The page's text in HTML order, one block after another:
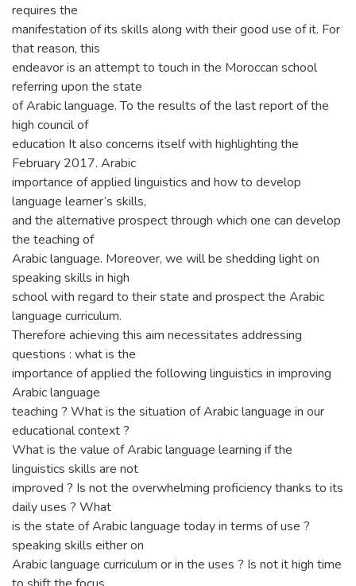
requires the
manifestation of its skills along with their good use of it. For
that reason, this
endeavor is an attempt to touch in the Moroccan school
referring upon the state
of Arabic language. To the results of the last report of the
high council of
education It also concerns itself with highlighting the
February 2017. Arabic
importance of applied linguistics and how to develop
language learner’s skills,
and the alternative prospect through which one can develop
the teaching of
Arabic language. Moreover, we will be shedding light on
speaking skills in high
school with regard to their state and prospect the Arabic
language curriculum.
Therefore achieving this aim necessitates addressing
questions : what is the
importance of applied the following linguistics in improving
Arabic language
teaching ? What is the situation of Arabic language in our
educational context ?
What is the value of Arabic language learning if the
linguistics skills are not
improved ? Is not the overwhelming proficiency thanks to its
daily uses ? What
is the state of Arabic language today in terms of use ?
speaking skills either on
Arabic language curriculum or in the uses ? Is not it high time